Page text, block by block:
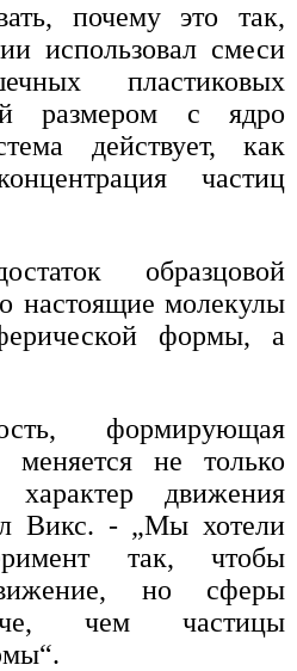
почему это так,
использовал смеси
пластиковых
размером с ядро
действует, как
частиц
образцовой
настоящие молекулы
формы, а
формирующая
меняется не только
движения
Викс. - „Мы хотели
так, чтобы
но сферы
чем частицы